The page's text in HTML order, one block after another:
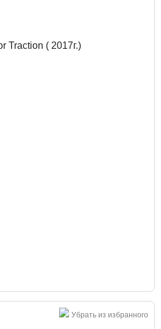
Убрать из избранного